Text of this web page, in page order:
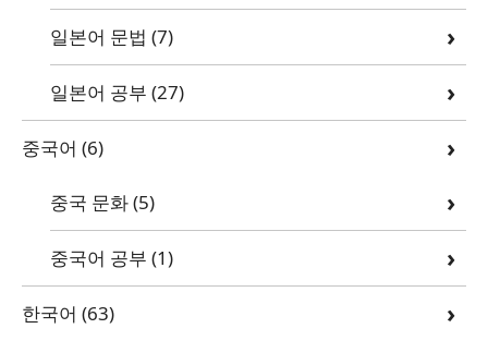
일본어 문법 (7)
일본어 공부 (27)
중국어 (6)
중국 문화(5)
중국어 공부 (1)
한국어 (63)